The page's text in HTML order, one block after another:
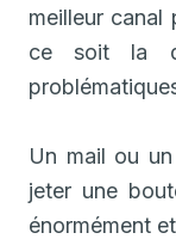
meilleur canal
ce soit la
Un mail ou
jeter une
énormément